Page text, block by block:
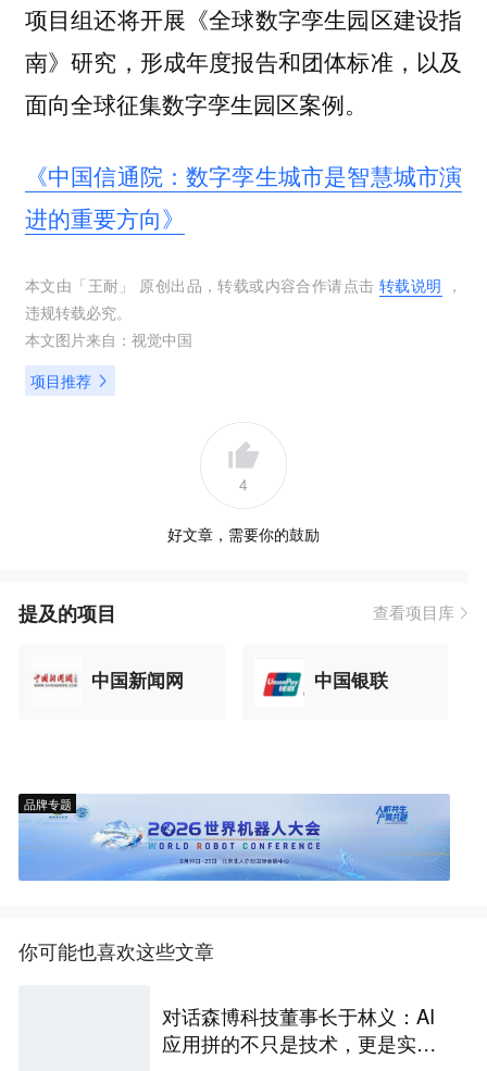
项目组还将开展《全球数字孪生园区建设指
南》研究，形成年度报告和团体标准，以及
面向全球征集数字孪生园区案例。
《中国信通院：数字孪生城市是智慧城市演
进的重要方向》
本文由「 王耐 」 原创出品，转载或内容合作请点击 转载说明 ，
违规转载必究。
本文图片来自： 视觉中国
项目推荐
4
好文章，需要你的鼓励
提及的项目 查看项目库
中国新闻网 中国银联
品牌专题
你可能也喜欢这些文章
对话森博科技董事长于林义：AI
应用拼的不只是技术，更是实证